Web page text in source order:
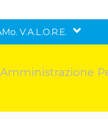
V.A.L.O.R.E.